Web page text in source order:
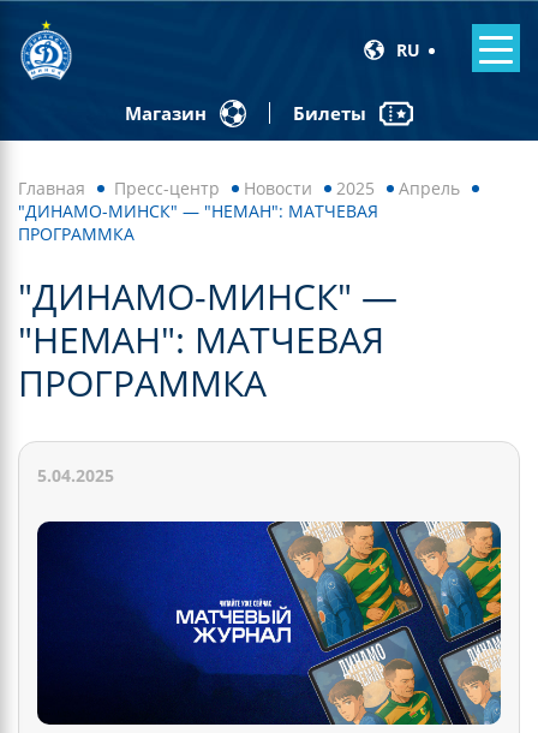
RU
Магазин Билеты
Главная Пресс-центр Новости 2025
Апрель
"ДИНАМО-МИНСК" — "НЕМАН": МАТЧЕВАЯ
ПРОГРАММКА
"ДИНАМО-МИНСК" —
"НЕМАН": МАТЧЕВАЯ
ПРОГРАММКА
5.04.2025